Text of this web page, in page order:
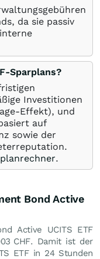
da sie passiv
Sparplans?
Investitionen
Effekt), und
auf
sowie der
.
Bond Active
Active UCITS ETF
CHF. Damit ist der
ETF in 24 Stunden